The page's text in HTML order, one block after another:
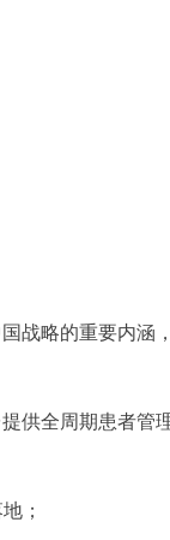
战略的重要内涵
供全周期患者管
；